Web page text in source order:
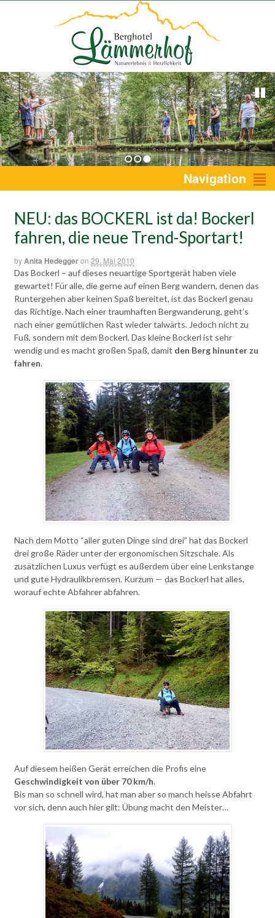
1 2 3 Navigation
NEU: das BOCKERL ist da! Bockerl
fahren, die neue Trend-Sportart!
byAnita Hedeggeron 29. Mai 2010
Das Bockerl – auf dieses neuartige Sportgerät haben viele
gewartet! Für alle, die gerne auf einen Berg wandern, denen das
Runtergehen aber keinen Spaß bereitet, ist das Bockerl genau
das Richtige. Nach einer traumhaften Bergwanderung, geht’s
nach einer gemütlichen Rast wieder talwärts. Jedoch nicht zu
Fuß, sondern mit dem Bockerl. Das kleine Bockerl ist sehr
wendig und es macht großen Spaß, damit den Berg hinunter zu
fahren.
Nach dem Motto “aller guten Dinge sind drei” hat das Bockerl
drei große Räder unter der ergonomischen Sitzschale. Als
zusätzlichen Luxus verfügt es außerdem über eine Lenkstange
und gute Hydraulikbremsen. Kurzum — das Bockerl hat alles,
worauf echte Abfahrer abfahren.
Auf diesem heißen Gerät erreichen die Profis eine
Geschwindigkeit von über 70 km/h.
Bis man so schnell wird, hat man aber so manch heisse Abfahrt
vor sich, denn auch hier gilt: Übung macht den Meister…